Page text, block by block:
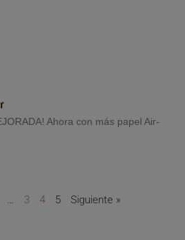
Ahora con más papel Air-
… 3 4 5 Siguiente »